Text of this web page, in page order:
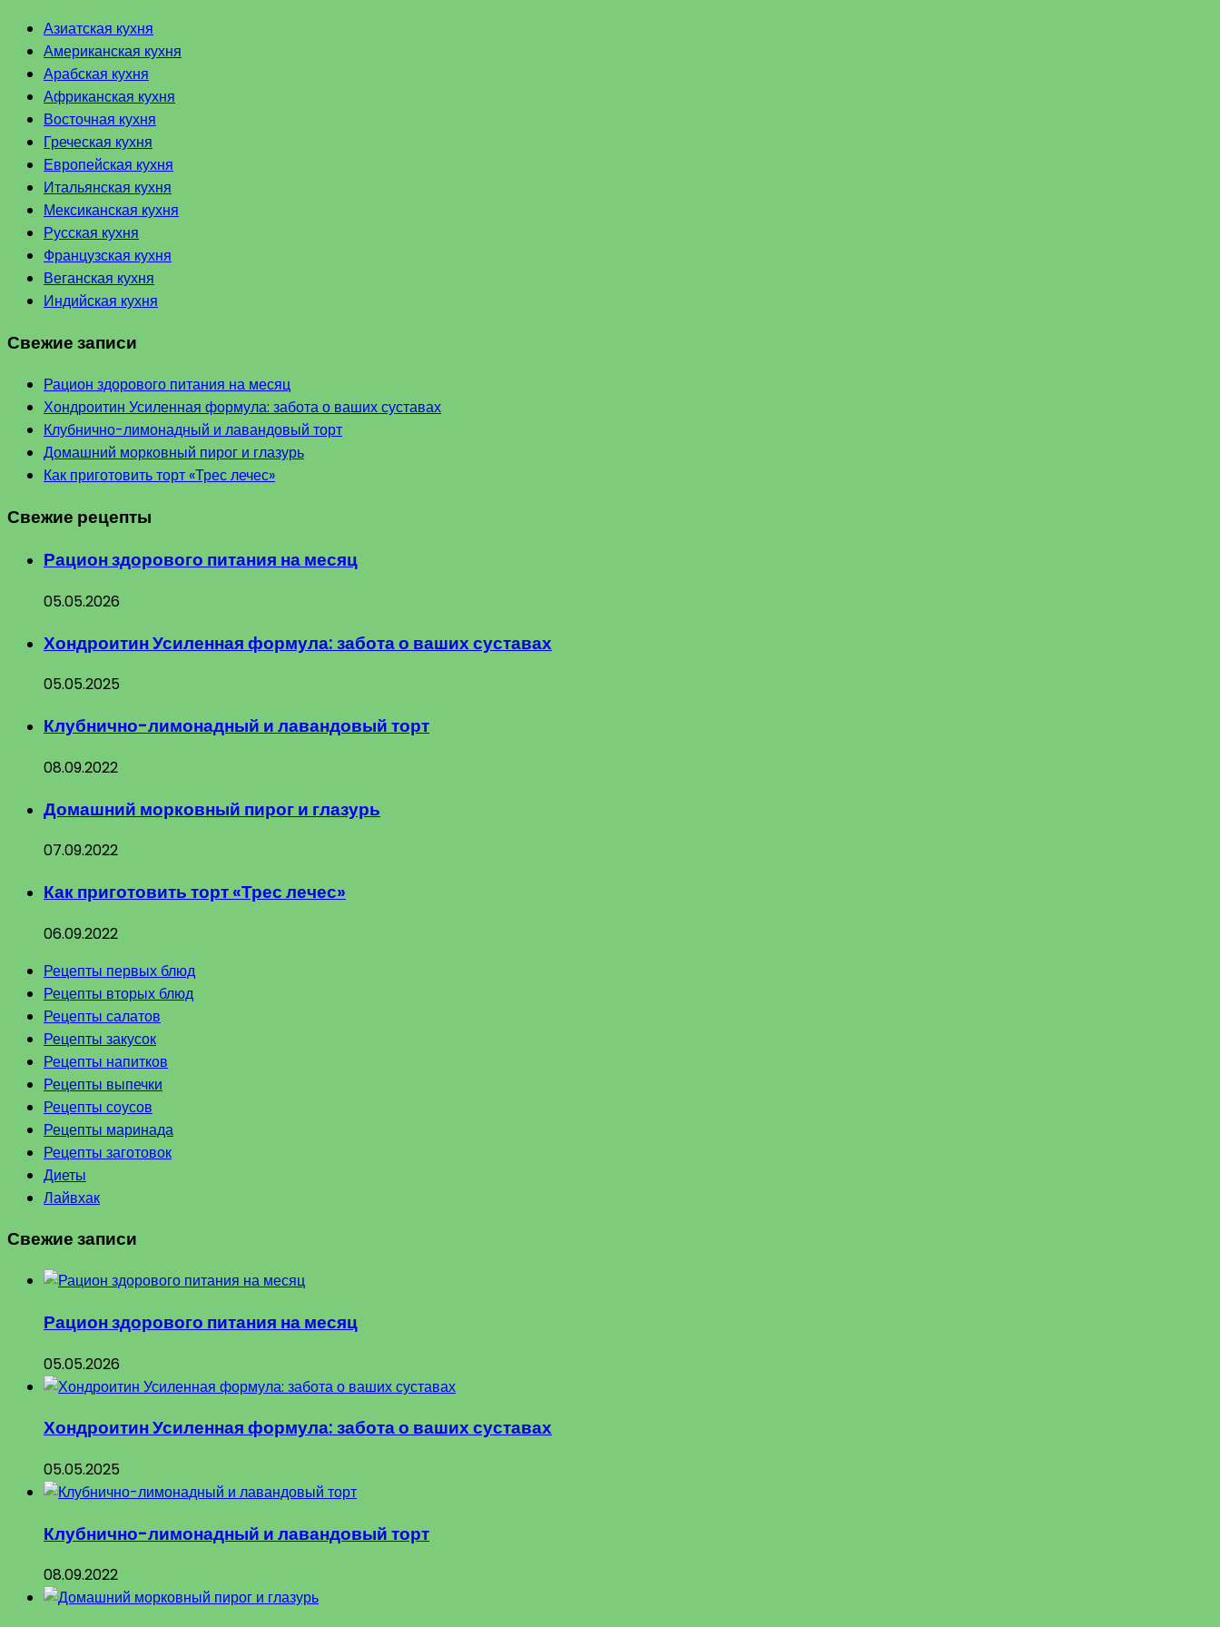
Азиатская кухня
Американская кухня
Арабская кухня
Африканская кухня
Восточная кухня
Греческая кухня
Европейская кухня
Итальянская кухня
Мексиканская кухня
Русская кухня
Французская кухня
Веганская кухня
Индийская кухня
Свежие записи
Рацион здорового питания на месяц
Хондроитин Усиленная формула: забота о ваших суставах
Клубнично-лимонадный и лавандовый торт
Домашний морковный пирог и глазурь
Как приготовить торт «Трес лечес»
Свежие рецепты
Рацион здорового питания на месяц
05.05.2026
Хондроитин Усиленная формула: забота о ваших суставах
05.05.2025
Клубнично-лимонадный и лавандовый торт
08.09.2022
Домашний морковный пирог и глазурь
07.09.2022
Как приготовить торт «Трес лечес»
06.09.2022
Рецепты первых блюд
Рецепты вторых блюд
Рецепты салатов
Рецепты закусок
Рецепты напитков
Рецепты выпечки
Рецепты соусов
Рецепты маринада
Рецепты заготовок
Диеты
Лайвхак
Свежие записи
Рацион здорового питания на месяц
05.05.2026
Хондроитин Усиленная формула: забота о ваших суставах
05.05.2025
Клубнично-лимонадный и лавандовый торт
08.09.2022